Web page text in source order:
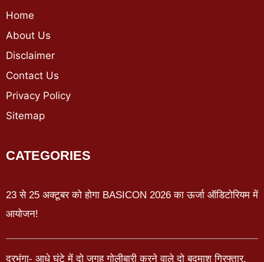
Home
About Us
Disclaimer
Contact Us
Privacy Policy
Sitemap
CATEGORIES
23 से 25 अक्टूबर को होगा BASICON 2026 का ऊर्जा ऑडिटोरियम में
आयोजन!
दरभंगा- आधे घंटे में दो जगह गोलीबारी करने वाले दो बदमाश गिरफ्तार,